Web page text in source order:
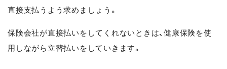
直接支払うよう求めましょう。
保険会社が直接払いをしてくれないときは、健康保険を使
用しながら立替払いをしていきます。